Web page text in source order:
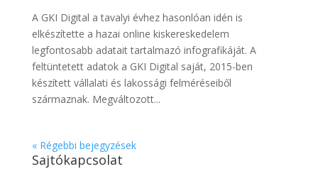
A GKI Digital a tavalyi évhez hasonlóan idén is
elkészítette a hazai online kiskereskedelem
legfontosabb adatait tartalmazó infografikáját. A
feltüntetett adatok a GKI Digital saját, 2015-ben
készített vállalati és lakossági felméréseiből
származnak. Megváltozott...
« Régebbi bejegyzések
Sajtókapcsolat